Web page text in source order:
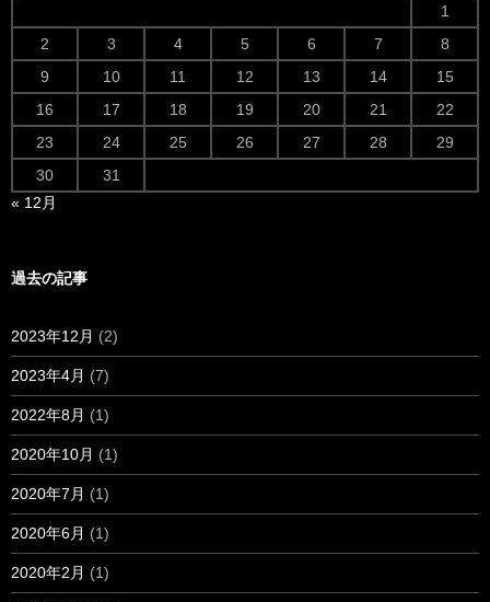
1
2
3 4 5 6 7
8
9
10 11 12 13 14
15
16
17 18 19 20 21
22
23
24 25 26 27 28
29
30
31
« 12月
過去の記事
2023年12月 (2)
2023年4月 (7)
2022年8月 (1)
2020年10月 (1)
2020年7月 (1)
2020年6月 (1)
2020年2月 (1)